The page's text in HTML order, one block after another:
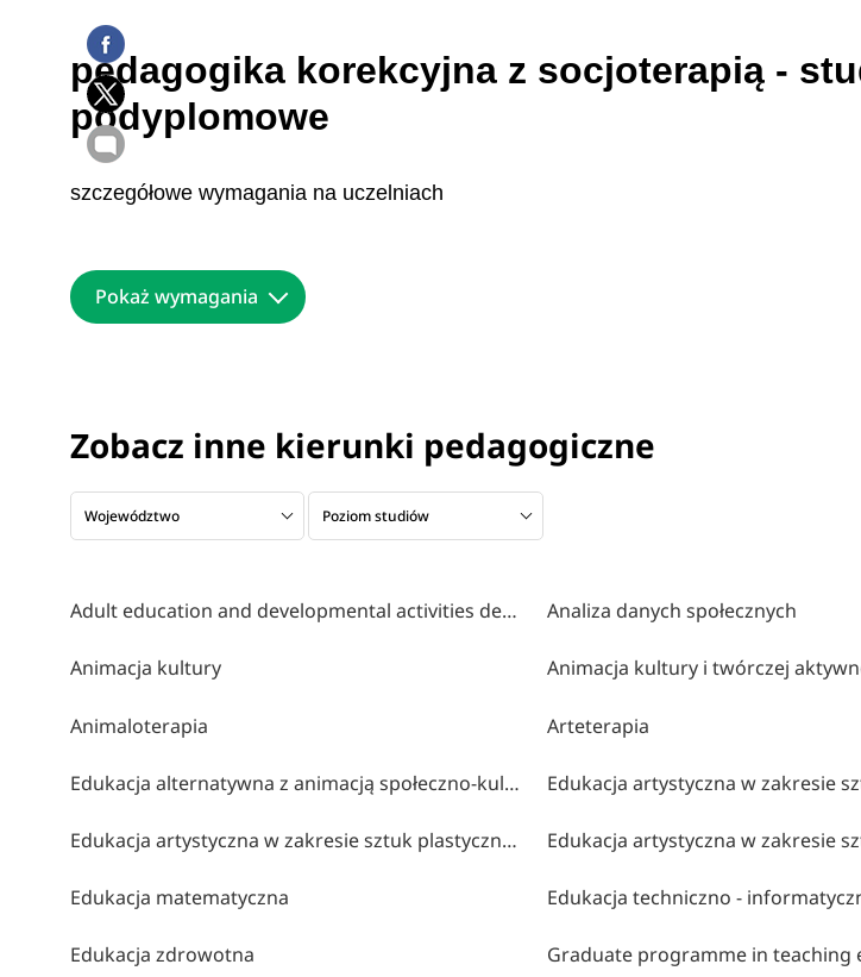
pedagogika korekcyjna z socjoterapią -
podyplomowe
szczegółowe wymagania na uczelniach
Pokaż wymagania
Zobacz inne kierunki pedagogiczne
Województwo Poziom studiów
Adult education and developmental activities design Analiza danych społecznych
Animacja kultury Animacja kultury i twórczej
Animaloterapia Arteterapia
Edukacja alternatywna z animacją społeczno-kulturalną
Edukacja artystyczna w zakresie sztuk plastycznych Edukacja artystyczna w zakresie
Edukacja matematyczna Edukacja techniczno -
Edukacja zdrowotna